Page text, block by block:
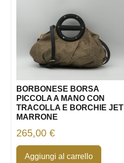
BORBONESE BORSA
PICCOLA A MANO CON
TRACOLLA E BORCHIE JET
MARRONE
265,00€
Aggiungi al carrello